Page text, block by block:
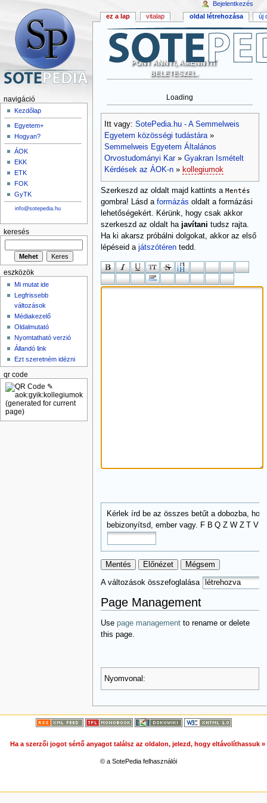
PONT ANNYI, AMENNYIT
BELETESZEL.
Loading
Itt vagy: SotePedia.hu - A Semmelweis
Egyetem közösségi tudástára»
Semmelweis Egyetem Általános
Orvostudományi Kar» Gyakran Ismételt
Kérdések az ÁOK-n» kollegiumok
Szerkeszd az oldalt majd kattints a Mentés
gombra! Lásd a formázás oldalt a formázási
lehetőségekért. Kérünk, hogy csak akkor
szerkeszd az oldalt ha javítani tudsz rajta.
Ha ki akarsz próbálni dolgokat, akkor az első
lépéseid a játszótérentedd.
Kérlek írd be az összes betűt a dobozba,
bebizonyítsd, ember vagy. F B Q Z W Z T V
Mentés Előnézet Mégsem
A változások összefoglalása
Page Management
Use page managementto rename or delete
this page.
Nyomvonal:
ez a lap vitalap oldal létrehozása új
Bejelentkezés
navigáció
Kezdőlap
Egyetem+
Hogyan?
ÁOK
EKK
ETK
FOK
GyTK
info@sotepedia.hu
keresés
eszközök
Mi mutat ide
Legfrissebb
változások
Médiakezelő
Oldalmutató
Nyomtatható verzió
Állandó link
Ezt szeretném idézni
qr code
Ha a szerzői jogot sértő anyagot találsz az oldalon, jelezd, hogy eltávolíthassuk »
© a SotePedia felhasználói